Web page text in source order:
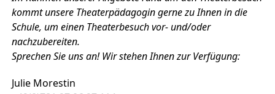
kommt unsere Theaterpädagogin gerne zu Ihnen in die
Schule, um einen Theaterbesuch vor- und/oder
nachzubereiten.
Sprechen Sie uns an! Wir stehen Ihnen zur Verfügung:
Julie Morestin